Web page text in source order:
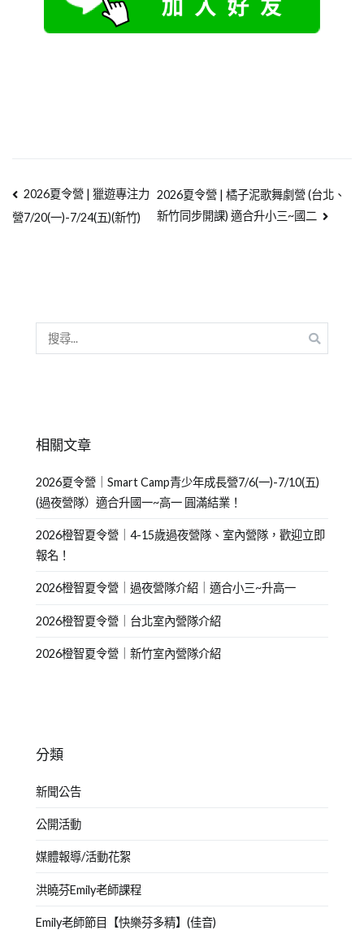
2026夏令營 | 獵遊專注力
營7/20(一)-7/24(五)(新竹)
2026夏令營 | 橘子泥歌舞劇營 (台北、
新竹同步開課) 適合升小三~國二
相關文章
2026夏令營｜Smart Camp青少年成長營7/6(一)-7/10(五)
(過夜營隊）適合升國一~高一 圓滿結業！
2026橙智夏令營｜4-15歲過夜營隊、室內營隊，歡迎立即
報名！
2026橙智夏令營｜過夜營隊介紹｜適合小三~升高一
2026橙智夏令營｜台北室內營隊介紹
2026橙智夏令營｜新竹室內營隊介紹
分類
新聞公告
公開活動
媒體報導/活動花絮
洪曉芬Emily老師課程
Emily老師節目【快樂芬多精】(佳音)